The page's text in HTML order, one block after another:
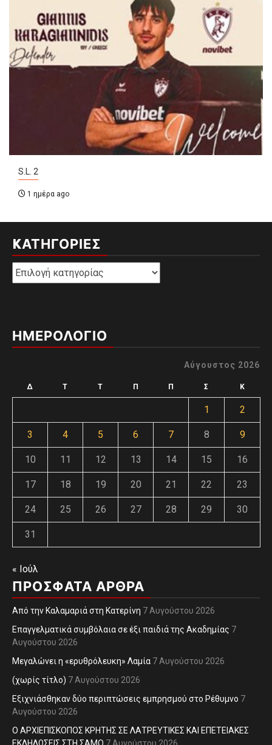
S.L. 2
1 ημέρα ago
KΑΤΗΓΟΡΊΕΣ
Kατηγορίες
ΗΜΕΡΟΛΟΓΙΟ
Αύγουστος 2026
Δ Τ Τ Π Π Σ Κ
1 2
3 4 5 6 7 8 9
10 11 12 13 14 15 16
17 18 19 20 21 22 23
24 25 26 27 28 29 30
31
« Ιούλ
ΠΡΌΣΦΑΤΑ ΆΡΘΡΑ
Από την Καλαμαριά στη Κατερίνη 7 Αυγούστου 2026
Επαγγελματικά συμβόλαια σε έξι παιδιά της Ακαδημίας 7
Αυγούστου 2026
Μεγαλώνει η «ερυθρόλευκη» Λαμία 7 Αυγούστου 2026
(χωρίς τίτλο) 7 Αυγούστου 2026
Εξιχνιάσθηκαν δύο περιπτώσεις εμπρησμού στο Ρέθυμνο 7
Αυγούστου 2026
Ο ΑΡΧΙΕΠΙΣΚΟΠΟΣ ΚΡΗΤΗΣ ΣΕ ΛΑΤΡΕΥΤΙΚΕΣ ΚΑΙ ΕΠΕΤΕΙΑΚΕΣ